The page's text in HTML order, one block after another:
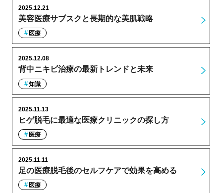
美容医療サブスクと長期的な美肌戦略
2025.12.21
医療
背中ニキビ治療の最新トレンドと未来
2025.12.08
知識
ヒゲ脱毛に最適な医療クリニックの探し方
2025.11.13
医療
足の医療脱毛後のセルフケアで効果を高める
2025.11.11
医療